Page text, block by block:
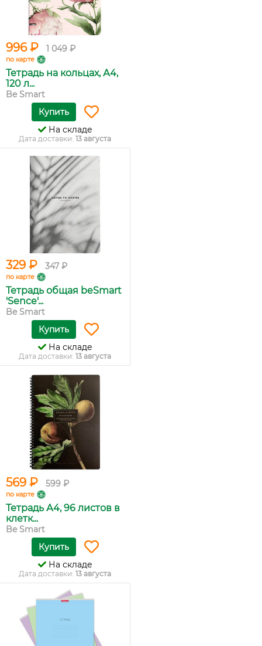
996 ₽ 1 049 ₽
по карте
Тетрадь на кольцах, А4,
120 л...
Be Smart
Купить
На складе
Дата доставки: 13 августа
329 ₽ 347 ₽
по карте
Тетрадь общая beSmart
'Sence'...
Be Smart
Купить
На складе
Дата доставки: 13 августа
569 ₽ 599 ₽
по карте
Тетрадь А4, 96 листов в
клетк...
Be Smart
Купить
На складе
Дата доставки: 13 августа